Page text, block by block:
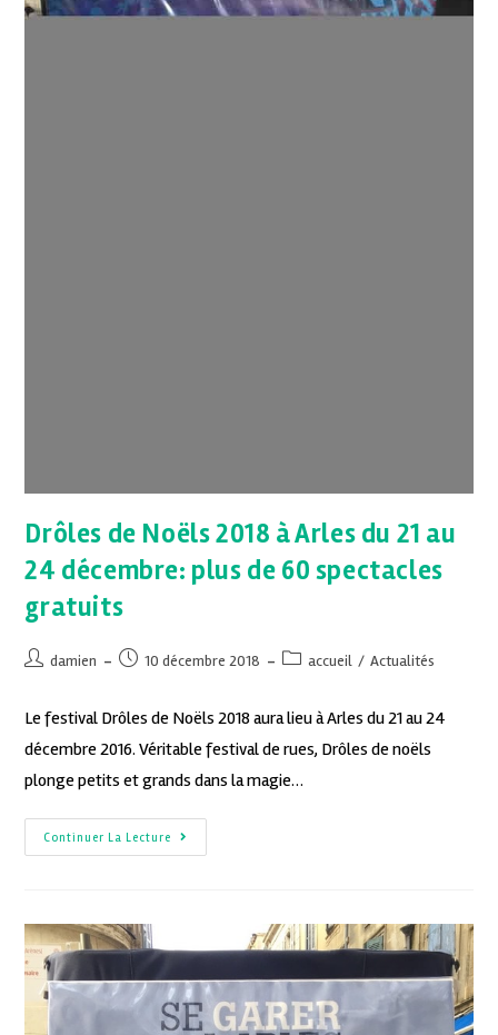
Drôles de Noëls 2018 à Arles du 21 au
24 décembre: plus de 60 spectacles
gratuits
damien 10 décembre 2018 accueil / Actualités
Le festival Drôles de Noëls 2018 aura lieu à Arles du 21 au 24
décembre 2016. Véritable festival de rues, Drôles de noëls
plonge petits et grands dans la magie…
Continuer La Lecture